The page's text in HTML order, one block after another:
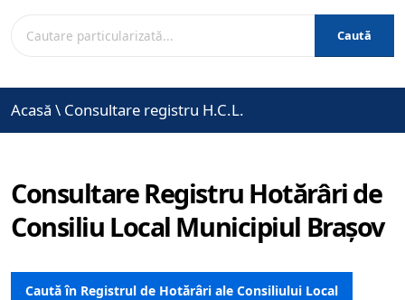
Caută
Acasă \ Consultare registru H.C.L.
Consultare Registru Hotărâri de
Consiliu Local Municipiul Brașov
Caută în Registrul de Hotărâri ale Consiliului Local